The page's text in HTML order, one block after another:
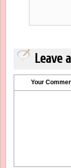
Leave
Your